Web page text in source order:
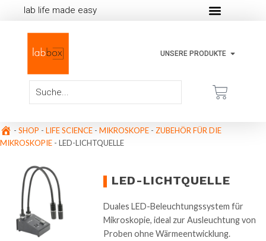
lab life made easy
UNSERE PRODUKTE
- SHOP - LIFE SCIENCE - MIKROSKOPE - ZUBEHÖR FÜR DIE
MIKROSKOPIE - LED-LICHTQUELLE
LED-LICHTQUELLE
Duales LED-Beleuchtungssystem für
Mikroskopie, ideal zur Ausleuchtung von
Proben ohne Wärmeentwicklung.